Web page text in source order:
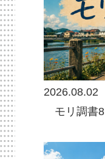
2026.08.02
モリ調書8